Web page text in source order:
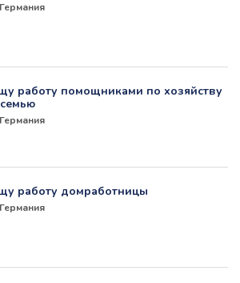
Германия
работу помощниками по хозяйству
Германия
работу домработницы
Германия